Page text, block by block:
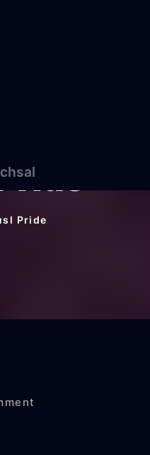
Pride